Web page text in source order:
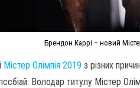
Брендон Каррі – новий
Містер Олімпія 2019 з різних
Володар титулу Містер